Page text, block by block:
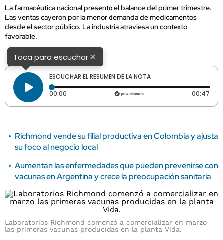
La farmacéutica nacional presentó el balance del primer trimestre.
Las ventas cayeron por la menor demanda de medicamentos
desde el sector público. La industria atraviesa un contexto
favorable.
Toca para escuchar×
ESCUCHAR EL RESUMEN DE LA NOTA
00:00 Tiempo transcurrido: 0 segundos 00:47
Richmond vende su filial productiva en Colombia y ajusta
su foco al negocio local
Aumentan las enfermedades que pueden prevenirse con
vacunas en Argentina y crece la preocupación sanitaria
Laboratorios Richmond comenzó a comercializar en marzo
las primeras vacunas producidas en la planta Vida.